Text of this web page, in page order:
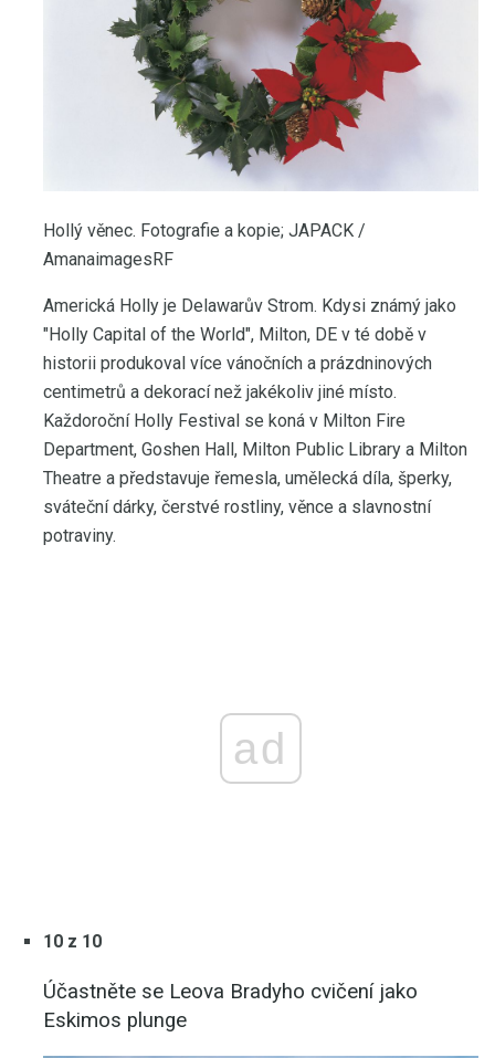
Hollý věnec. Fotografie a kopie; JAPACK /
AmanaimagesRF
Americká Holly je Delawarův Strom. Kdysi známý jako
"Holly Capital of the World", Milton, DE v té době v
historii produkoval více vánočních a prázdninových
centimetrů a dekorací než jakékoliv jiné místo.
Každoroční Holly Festival se koná v Milton Fire
Department, Goshen Hall, Milton Public Library a Milton
Theatre a představuje řemesla, umělecká díla, šperky,
sváteční dárky, čerstvé rostliny, věnce a slavnostní
potraviny.
ad
10 z 10
Účastněte se Leova Bradyho cvičení jako
Eskimos plunge